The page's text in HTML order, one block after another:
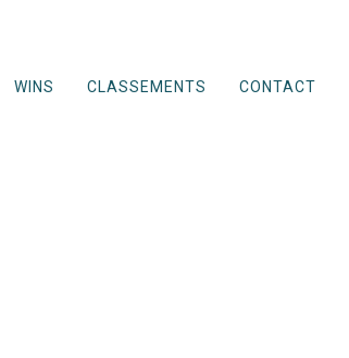
WINS CLASSEMENTS CONTACT